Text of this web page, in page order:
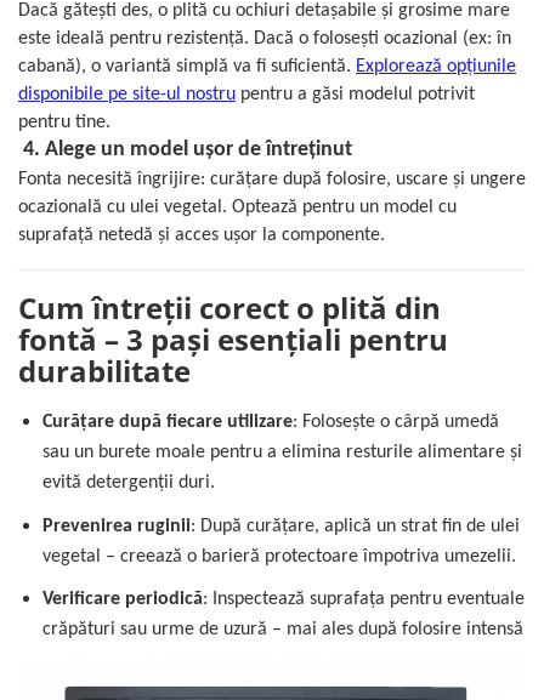
Dacă gătești des, o plită cu ochiuri detașabile și grosime mare
este ideală pentru rezistență. Dacă o folosești ocazional (ex: în
cabană), o variantă simplă va fi suficientă. Explorează opțiunile
disponibile pe site-ul nostru pentru a găsi modelul potrivit
pentru tine.
4. Alege un model ușor de întreținut
Fonta necesită îngrijire: curățare după folosire, uscare și ungere
ocazională cu ulei vegetal. Optează pentru un model cu
suprafață netedă și acces ușor la componente.
Cum întreții corect o plită din
fontă – 3 pași esențiali pentru
durabilitate
Curățare după fiecare utilizare: Folosește o cârpă umedă
sau un burete moale pentru a elimina resturile alimentare și
evită detergenții duri.
Prevenirea ruginii: După curățare, aplică un strat fin de ulei
vegetal – creează o barieră protectoare împotriva umezelii.
Verificare periodică: Inspectează suprafața pentru eventuale
crăpături sau urme de uzură – mai ales după folosire intensă